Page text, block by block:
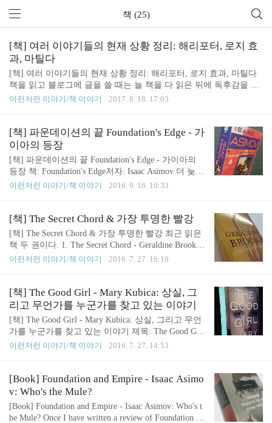
책 (25)
[책] 여러 이야기들의 현재 상황 정리: 해리포터, 로지 효
과, 마틸다
[책] 여러 이야기들의 현재 상황 정리: 해리포터, 로지 효과, 마틸다
책을 읽고 블로그에 글을 쓸 때는 늘 책을 다 읽은 뒤에 독후감을 올
려야한다는 규칙 아닌 규칙을 스스로 느끼게 된다. 그런데 글 읽다가
nd the order of the pheonix (by J. K. Rowling) 이건 사실 읽는 게 아니
라 듣고 있는데, 차 운전할 때마다 듣는다. 현재 상황은, Harry가 Priv
et Drive에 있고, Uncle Vernon과 Aunt Petunia의 눈을 피해서 몰래 뉴
스를 듣다가 걸린 상황이다. 거의 시작부분. Harry가 관심 있는 건 ..
이런저런 이야기/책 이야기 2017. 8. 18. 17:03
[책] 파운데이션의 끝 Foundation's Edge - 가
이아의 등장
[책] 파운데이션의 끝 Foundation's Edge - 가이아의
등장 책: Foundation's Edge저자: Isaac Asimov 더 늦기
전에 잊어버리기 전에 기억나는 만큼이라도 써 두려
(Wake - Robert J. Sawyer)이 너무 재밌어서 정신을 못
차리는 중이라. 하하. 그 유명한 아이작 아시모프의
파운데이션 연작 중 한 권이다. 본편 3부작에 이어서
같은 사람들을 위해 다시 한 번 출간된 순서대로 정
제국 Foundation and Empire3. 제2파운데이션 Seco..
이런저런 이야기/책 이야기 2016. 9. 16. 10:33
[책] The Secret Chord & 가장 투명한 빨강
[책] The Secret Chord & 가장 투명한 빨강 최근 읽은
책 두 권이다. 1. The Secret Chord - Geraldine Brooks
2. 가장 투명한 빨강 - 김지운 가장 투명한 빨강은 의
보다 훑어본 정도이다. 앞 부분을 읽다가 그다지 흥
미가 없어서 빨리 넘긴 책. 다윗의 일대기를 그린 책
인데, 종교적인 색깔은 좀 줄이고 역사에 상상을 보
탠 책이다. 재밌게 읽은 사람들도 있겠지만, 나의 호
기심을 자극하기엔 좀 부족했던 책. 인터넷을 좀 찾
아보니 같은 작가의 다른 책들은 좋은 평이 많았다.
이런저런 이야기/책 이야기 2016. 7. 27. 16:10
[책] The Good Girl - Mary Kubica: 상실, 그
리고 무언가를 누군가를 찾고 있는 이야기
[책] The Good Girl - Mary Kubica: 상실, 그리고 무언
가를 누군가를 찾고 있는 이야기 제목: The Good Girl
(굿걸) 지은이: Mary Kubica (메리 쿠비카) 선물해 주
실'에 대한 이야기 일 것이라 생각했지만 실은 찾고
있는 이야기. 무언가를 누군가를. #굿걸 A photo poste
d by 장나라 (@nara0318) on Jul 12, 2016 at 1:23am PD
T 이 위의 인스타그램 포스팅을 보고 이 책을 읽기
이런저런 이야기/책 이야기 2016. 7. 27. 14:53
[Book] Foundation and Empire - Isaac Asimo
v: Who's the Mule?
[Book] Foundation and Empire - Isaac Asimov: Who's t
he Mule? Once I have written a review of Foundation ser